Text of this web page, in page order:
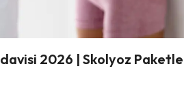
2026 | Skolyoz